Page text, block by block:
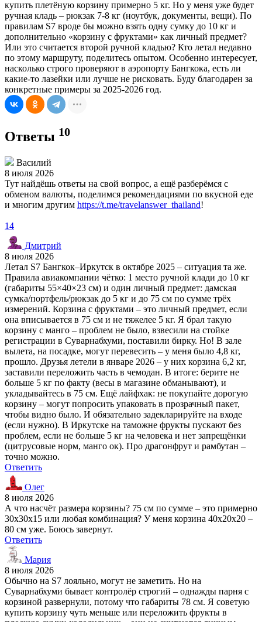
купить плетёную корзину примерно 5 кг. Но у меня уже будет
ручная кладь – рюкзак 7-8 кг (ноутбук, документы, вещи). По
правилам S7 вроде бы можно взять одну сумку до 10 кг и
дополнительно «корзину с фруктами» как личный предмет?
Или это считается второй ручной кладью? Кто летал недавно
по этому маршруту, поделитесь опытом. Особенно интересует,
насколько строго проверяют в аэропорту Бангкока, есть ли
какие-то лазейки или лучше не рисковать. Буду благодарен за
конкретные примеры за 2025-2026 год.
Ответы 10
Василий
8 июля 2026
Тут найдёшь ответы на свой вопрос, а ещё разберёмся с
обменом валюты, поделимся рекомендациями по вкусной еде
и многим другим https://t.me/travelanswer_thailand!
14
Дмитрий
8 июля 2026
Летал S7 Бангкок–Иркутск в октябре 2025 – ситуация та же.
Правила авиакомпании чётко: 1 место ручной клади до 10 кг
(габариты 55×40×23 см) и один личный предмет: дамская
сумка/портфель/рюкзак до 5 кг и до 75 см по сумме трёх
измерений. Корзина с фруктами – это личный предмет, если
она вписывается в 75 см и не тяжелее 5 кг. Я брал такую
корзину с манго – проблем не было, взвесили на стойке
регистрации в Суварнабхуми, поставили бирку. Но! В зале
вылета, на посадке, могут перевесить – у меня было 4,8 кг,
прошло. Друзья летели в январе 2026 – у них корзина 6,2 кг,
заставили переложить часть в чемодан. В итоге: берите не
больше 5 кг по факту (весы в магазине обманывают), и
укладывайтесь в 75 см. Ещё лайфхак: не покупайте дорогую
корзину – могут попросить упаковать в прозрачный пакет,
чтобы видно было. И обязательно задекларируйте на входе
(если нужно). В Иркутске на таможне фрукты пускают без
проблем, если не больше 5 кг на человека и нет запрещёнки
(цитрусовые норм, манго ок). Про драгонфрут и рамбутан –
точно можно.
Ответить
Олег
8 июля 2026
А что насчёт размера корзины? 75 см по сумме – это примерно
30х30х15 или любая комбинация? У меня корзина 40х20х20 –
80 см уже. Боюсь завернут.
Ответить
Мария
8 июля 2026
Обычно на S7 лояльно, могут не заметить. Но на
Суварнабхуми бывает контролёр строгий – однажды парня с
корзиной развернули, потому что габариты 78 см. Я советую
купить корзину чуть меньше или переложить фрукты в